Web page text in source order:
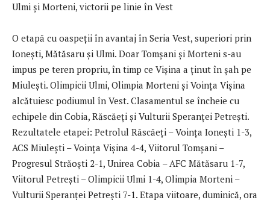
Ulmi și Morteni, victorii pe linie în Vest
O etapă cu oaspeții în avantaj în Seria Vest, superiori prin
Ionești, Mătăsaru și Ulmi. Doar Tomșani și Morteni s-au
impus pe teren propriu, în timp ce Vișina a ținut în șah pe
Miulești. Olimpicii Ulmi, Olimpia Morteni și Voința Vișina
alcătuiesc podiumul în Vest. Clasamentul se încheie cu
echipele din Cobia, Răscăeți și Vulturii Speranței Petrești.
Rezultatele etapei: Petrolul Răscăeți – Voința Ionești 1-3,
ACS Miulești – Voința Vișina 4-4, Viitorul Tomșani –
Progresul Străoști 2-1, Unirea Cobia – AFC Mătăsaru 1-7,
Viitorul Petrești – Olimpicii Ulmi 1-4, Olimpia Morteni –
Vulturii Speranței Petrești 7-1. Etapa viitoare, duminică, ora